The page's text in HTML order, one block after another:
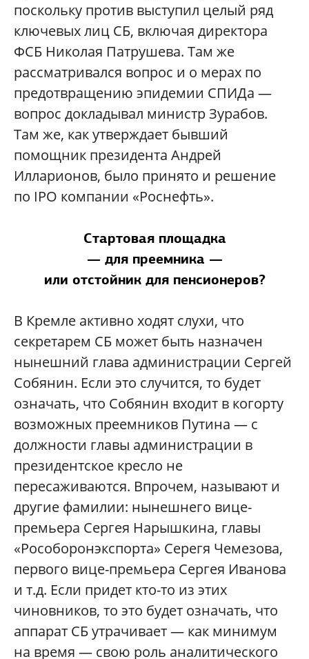
поскольку против выступил целый ряд
ключевых лиц СБ, включая директора
ФСБ Николая Патрушева. Там же
рассматривался вопрос и о мерах по
предотвращению эпидемии СПИДа —
вопрос докладывал министр Зурабов.
Там же, как утверждает бывший
помощник президента Андрей
Илларионов, было принято и решение
по IPO компании «Роснефть».
Cтартовая площадка
— для преемника —
или отстойник для пенсионеров?
В Кремле активно ходят слухи, что
секретарем СБ может быть назначен
нынешний глава администрации Сергей
Собянин. Если это случится, то будет
означать, что Собянин входит в когорту
возможных преемников Путина — с
должности главы администрации в
президентское кресло не
пересаживаются. Впрочем, называют и
другие фамилии: нынешнего вице-
премьера Сергея Нарышкина, главы
«Рособоронэкспорта» Серегя Чемезова,
первого вице-премьера Сергея Иванова
и т.д. Если придет кто-то из этих
чиновников, то это будет означать, что
аппарат СБ утрачивает — как минимум
на время — свою роль аналитического